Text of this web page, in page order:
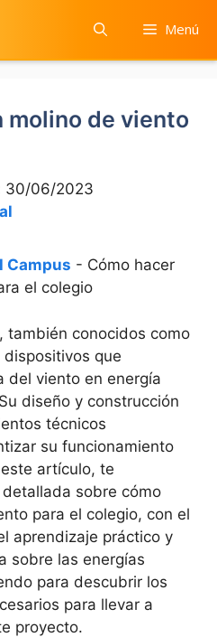
Menú
molino de viento
30/06/2023
Campus - Cómo hacer
el colegio
también conocidos como
que
del viento en energía
diseño y construcción
técnicos
su funcionamiento
artículo, te
sobre cómo
para el colegio, con el
aprendizaje práctico y
sobre las energías
para descubrir los
para llevar a
proyecto.